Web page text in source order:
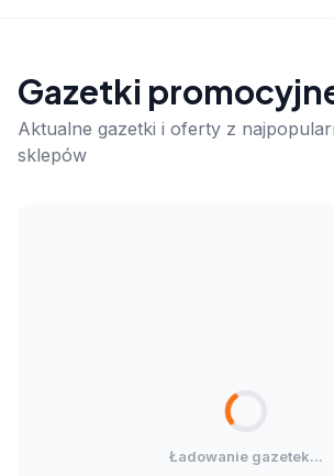
Gazetki
Aktualne gazetki i oferty z
sklepów
Ładowanie gazetek...